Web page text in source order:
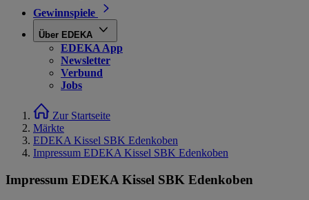
Gewinnspiele
Über EDEKA
EDEKA App
Newsletter
Verbund
Jobs
Zur Startseite
Märkte
EDEKA Kissel SBK Edenkoben
Impressum EDEKA Kissel SBK Edenkoben
Impressum EDEKA Kissel SBK Edenkoben